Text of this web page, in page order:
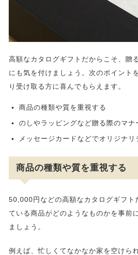
高額なカタログギフトだからこそ、贈
にも気を付けましょう。次のポイント
り受け取る方に喜んでもらえます。
商品の種類や質を重視する
のしやラッピングなど贈る際のマナ
メッセージカードなどでオリジナリ
商品の種類や質を重視する
50,000円などの高額なカタログギフト
ている商品がどのようなものかを事前
ましょう。
例えば、忙しくてなかなか家を空けら